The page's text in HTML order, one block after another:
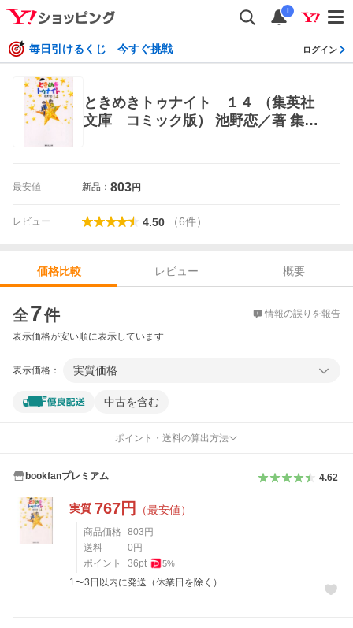
i
毎日引けるくじ 今すぐ挑戦 ログイン
ときめきトゥナイト １４ （集英社
文庫 コミック版） 池野恋／著 集英
最安値 新品： 803円
レビュー 4.50 （6件）
価格比較 レビュー
概要
全7件 情報の誤りを報告
表示価格が安い順に表示しています
表示価格： 実質価格
中古を含む
ポイント・送料の算出方法
bookfanプレミアム 4.62
実質 767円 （最安値）
商品価格 803 円
送料
0 円
ポイント
36pt 5%
1〜3日以内に発送（休業日を除く）